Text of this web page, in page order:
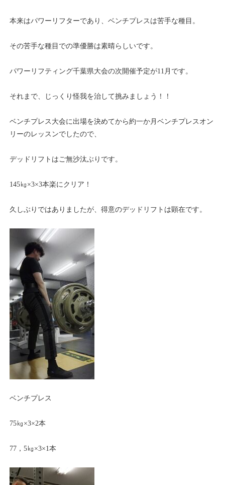
本来はパワーリフターであり、ベンチプレスは苦手な種目。
その苦手な種目での準優勝は素晴らしいです。
パワーリフティング千葉県大会の次開催予定が11月です。
それまで、じっくり怪我を治して挑みましょう！！
ベンチプレス大会に出場を決めてから約一か月ベンチプレスオン
リーのレッスンでしたので、
デッドリフトはご無沙汰ぶりです。
145㎏×3×3本楽にクリア！
久しぶりではありましたが、得意のデッドリフトは顕在です。
ベンチプレス
75㎏×3×2本
77，5㎏×3×1本